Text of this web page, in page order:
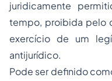
juridicamente
tempo, proibida pelo
exercício de um
antijurídico.
Pode ser definido